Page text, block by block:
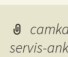
servis-